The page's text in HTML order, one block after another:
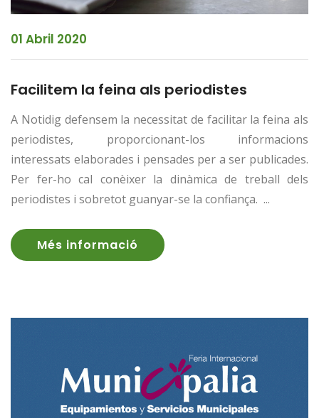
01 Abril 2020
Facilitem la feina als periodistes
A Notidig defensem la necessitat de facilitar la feina als
periodistes, proporcionant-los informacions
interessats elaborades i pensades per a ser publicades.
Per fer-ho cal conèixer la dinàmica de treball dels
periodistes i sobretot guanyar-se la confiança. ...
Més informació